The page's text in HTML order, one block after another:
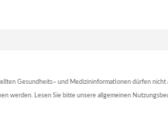
Gesundheits– und Medizininformationen dürfen nicht
werden. Lesen Sie bitte unsere allgemeinen